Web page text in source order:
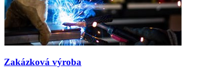
Zakázková výroba